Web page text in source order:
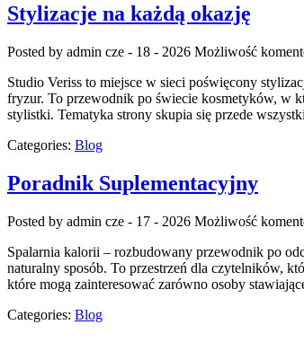
Stylizacje na każdą okazję
Posted by admin cze - 18 - 2026 Możliwość
Studio Veriss to miejsce w sieci poświęcony
fryzur. To przewodnik po świecie kosmetyków, w
stylistki. Tematyka strony skupia się przede
Categories: Blog
Poradnik Suplementacyjny
Posted by admin cze - 17 - 2026 Możliwość
Spalarnia kalorii – rozbudowany przewodnik po
naturalny sposób. To przestrzeń dla czytelników,
które mogą zainteresować zarówno osoby
Categories: Blog